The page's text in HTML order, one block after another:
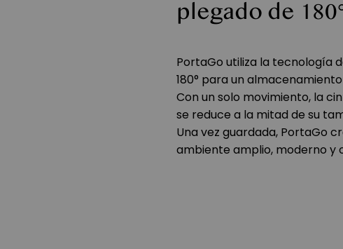
plegado de
PortaGo utiliza la tecnología
180° para un
Con un solo movimiento, la
se reduce a la mitad de su
Una vez guardada, PortaGo
ambiente amplio, moderno y